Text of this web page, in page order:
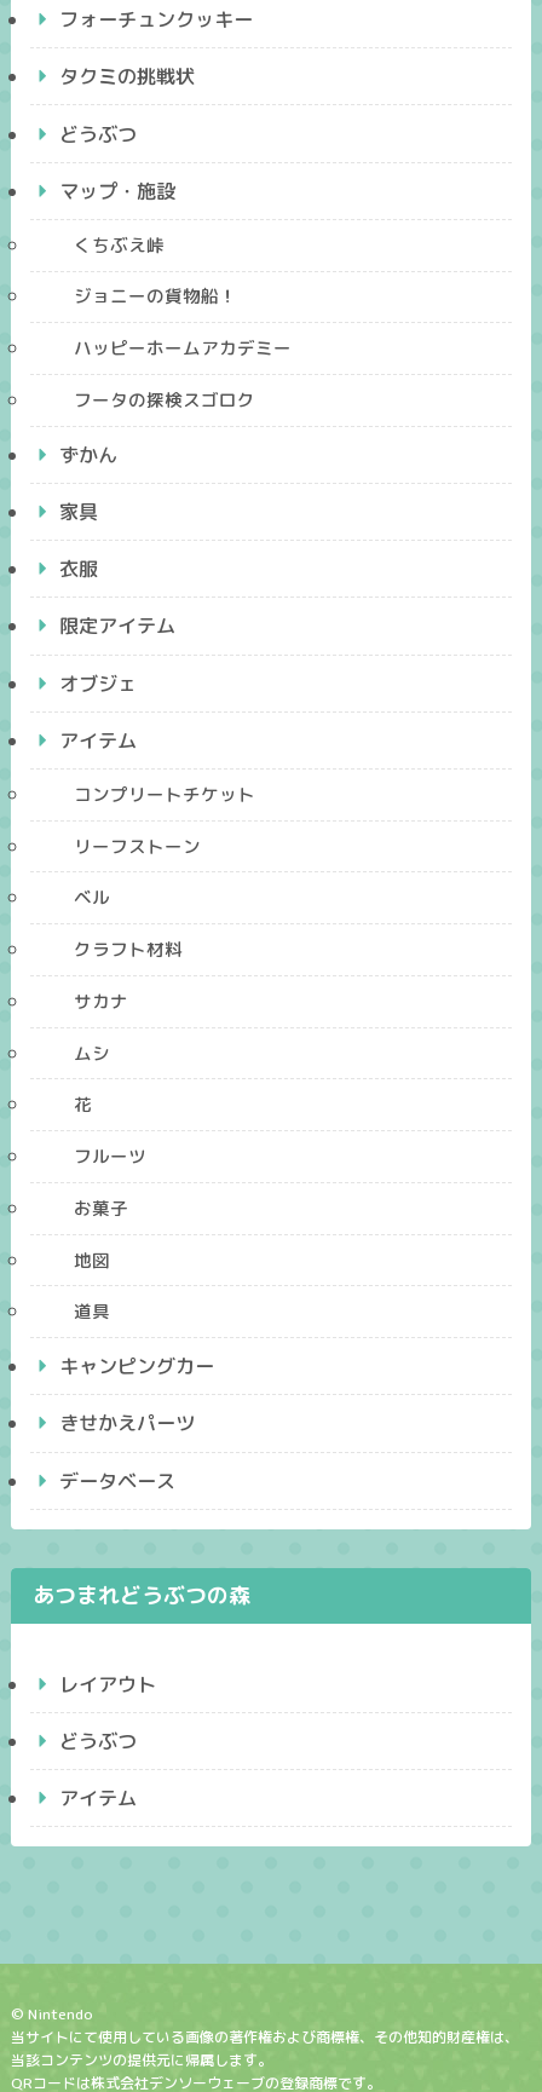
フォーチュンクッキー
タクミの挑戦状
どうぶつ
マップ・施設
くちぶえ峠
ジョニーの貨物船！
ハッピーホームアカデミー
フータの探検スゴロク
ずかん
家具
衣服
限定アイテム
オブジェ
アイテム
コンプリートチケット
リーフストーン
ベル
クラフト材料
サカナ
ムシ
花
フルーツ
お菓子
地図
道具
キャンピングカー
きせかえパーツ
データベース
あつまれどうぶつの森
レイアウト
どうぶつ
アイテム
© Nintendo
当サイトにて使用している画像の著作権および商標権、その他知的財産権は、
当該コンテンツの提供元に帰属します。
QRコードは株式会社デンソーウェーブの登録商標です。